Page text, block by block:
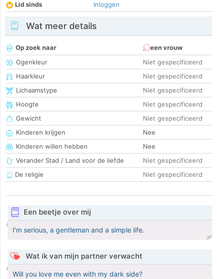
Lid sinds
Inloggen
Wat meer details
Op zoek naar
een vrouw
Ogenkleur
Niet gespecificeerd
Haarkleur
Niet gespecificeerd
Lichaamstype
Niet gespecificeerd
Hoogte
Niet gespecificeerd
Gewicht
Niet gespecificeerd
Kinderen krijgen
Nee
Kinderen willen hebben
Nee
Verander Stad / Land voor de liefde
Niet gespecificeerd
De religie
Niet gespecificeerd
Een beetje over mij
I'm serious, a gentleman and a simple life.
Wat ik van mijn partner verwacht
Will you love me even with my dark side?